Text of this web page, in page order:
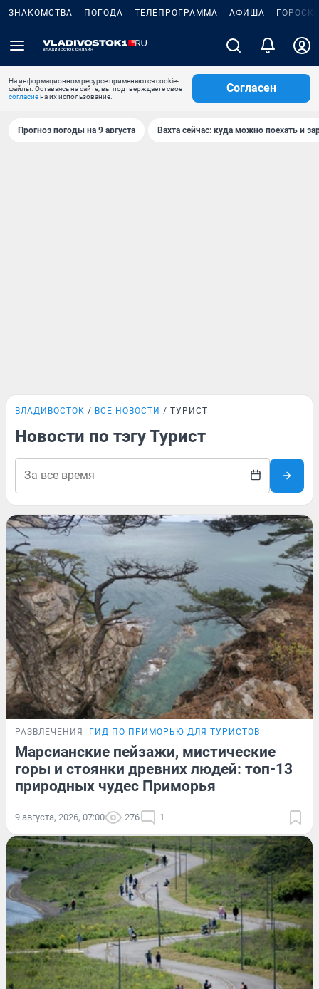
ЗНАКОМСТВА ПОГОДА ТЕЛЕПРОГРАММА АФИША
На информационном ресурсе применяются cookie-
файлы. Оставаясь на сайте, вы подтверждаете свое
согласиена их использование.
Согласен
Прогноз погоды на 9 августа Вахта сейчас: куда можно поехать и
ВЛАДИВОСТОК ВСЕ НОВОСТИ ТУРИСТ
Новости по тэгу Турист
РАЗВЛЕЧЕНИЯ ГИД ПО ПРИМОРЬЮ ДЛЯ ТУРИСТОВ
Марсианские пейзажи, мистические
горы и стоянки древних людей: топ-13
природных чудес Приморья
9 августа, 2026, 07:00 276 1